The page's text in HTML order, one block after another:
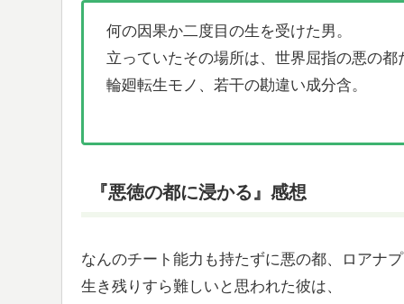
何の因果か二度目の生を受けた男。
立っていたその場所は、世界屈指の悪の都
輪廻転生モノ、若干の勘違い成分含。
『悪徳の都に浸かる』感想
なんのチート能力も持たずに悪の都、ロアナ
生き残りすら難しいと思われた彼は、